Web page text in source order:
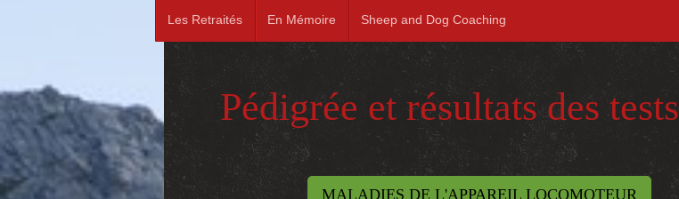
Les Retraités En Mémoire Sheep and Dog Coaching
Pédigrée et résultats des tests
MALADIES DE L'APPAREIL LOCOMOTEUR